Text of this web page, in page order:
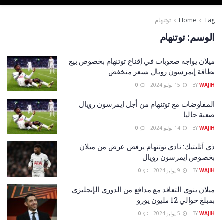
Home Tag توتنهام
الوسم:توتنهام
ميلان يواجه صعوبات في إقناع توتنهام بخصوص بيع
بطاقة إيمرسون رويال بسعر منخفض
BY WAJIH
المفاوضات مع توتنهام من أجل إيمرسون رويال
صعبة حاليا
BY WAJIH
ذي آثليتيك: نادي توتنهام يرفض عرض من ميلان
بخصوص إيمرسون رويال
BY WAJIH
ميلان ينوي التعاقد مع مدافع من الدوري الإنجليزي
بمبلغ حوالي 12 مليون يورو
BY WAJIH